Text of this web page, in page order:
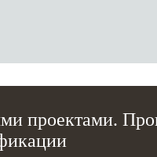
проектами.